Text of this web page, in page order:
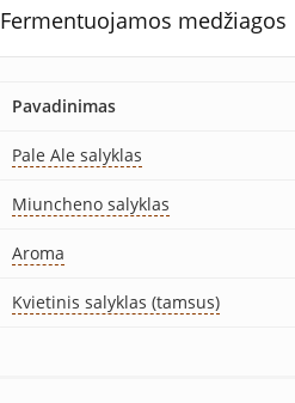
Fermentuojamos medžiagos
Pavadinimas
Pale Ale salyklas
Miuncheno salyklas
Aroma
Kvietinis salyklas (tamsus)